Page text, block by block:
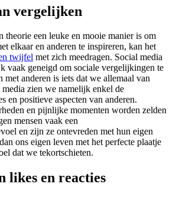
vergelijken
theorie een leuke en mooie manier is om
elkaar en anderen te inspireren, kan het
twijfel met zich meedragen. Social media
vaak geneigd om sociale vergelijkingen te
anderen is iets dat we allemaal van
zien we namelijk enkel de
en positieve aspecten van anderen.
en pijnlijke momenten worden zelden
mensen vaak een
en zijn ze ontevreden met hun eigen
ons eigen leven met het perfecte plaatje
dat we tekortschieten.
likes en reacties